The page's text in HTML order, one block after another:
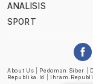
ANALISIS
SPORT
About Us Pedoman Siber
Republika.id